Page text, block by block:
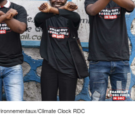
Climate Clock RDC